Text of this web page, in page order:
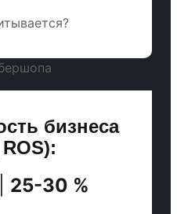
бизнеса
25-30 %